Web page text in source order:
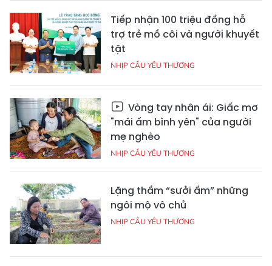
Tiếp nhận 100 triệu đồng hỗ
trợ trẻ mồ côi và người khuyết
tật
NHỊP CẦU YÊU THƯƠNG
Vòng tay nhân ái: Giấc mơ
"mái ấm bình yên" của người
mẹ nghèo
NHỊP CẦU YÊU THƯƠNG
Lặng thầm “sưởi ấm” những
ngôi mộ vô chủ
NHỊP CẦU YÊU THƯƠNG